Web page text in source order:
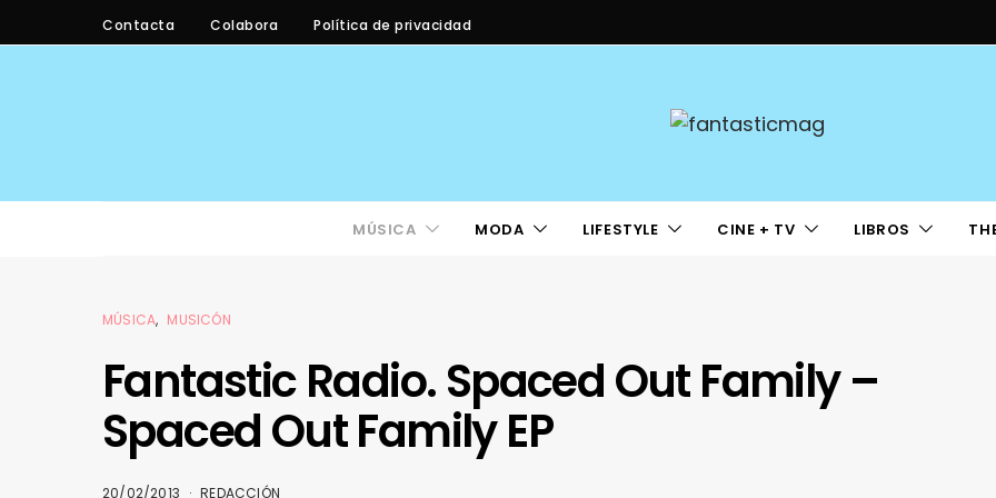
Contacta Colabora Política de privacidad
MÚSICA MODA LIFESTYLE CINE + TV LIBROS
MÚSICA MUSICÓN
Fantastic Radio. Spaced Out Family –
Spaced Out Family EP
20/02/2013 REDACCIÓN